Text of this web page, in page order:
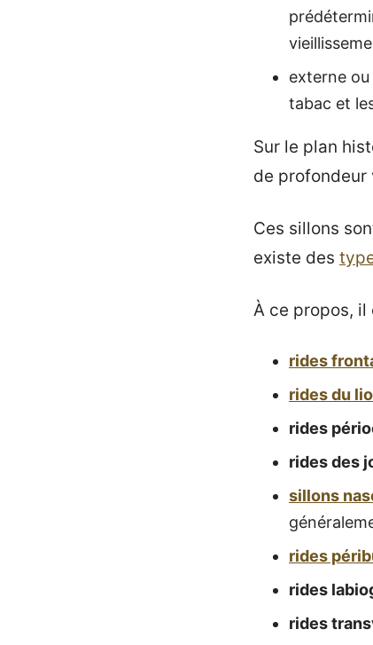
externe
tabac et
Sur le plan
de profondeur
Ces sillons
existe des
À ce propos,
rides
rides du
rides
rides des
sillons
rides
rides
rides